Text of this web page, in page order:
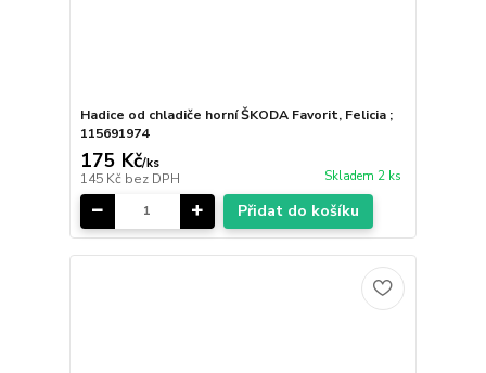
Hadice od chladiče horní ŠKODA Favorit, Felicia ;
115691974
175 Kč/ks
145 Kč bez DPH Skladem 2 ks
Přidat do košíku